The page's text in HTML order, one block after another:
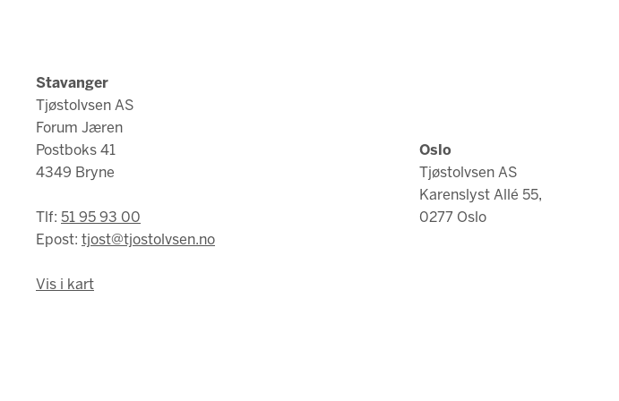
Stavanger
Tjøstolvsen AS
Forum Jæren
Postboks 41
4349 Bryne
Tlf: 51 95 93 00
Epost: tjost@tjostolvsen.no
Vis i kart
Oslo
Tjøstolvsen AS
Karenslyst Allé 55,
0277 Oslo